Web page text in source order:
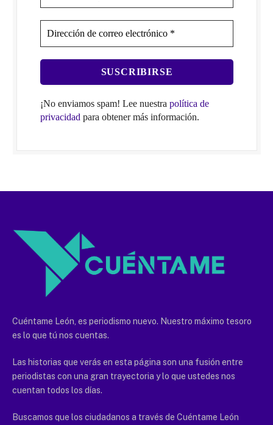
¡No enviamos spam! Lee nuestra política de
privacidadpara obtener más información.
Cuéntame León, es periodismo nuevo. Nuestro máximo tesoro
es lo que tú nos cuentas.
Las historias que verás en esta página son una fusión entre
periodistas con una gran trayectoria y lo que ustedes nos
cuentan todos los días.
Buscamos que los ciudadanos a través de Cuéntame León